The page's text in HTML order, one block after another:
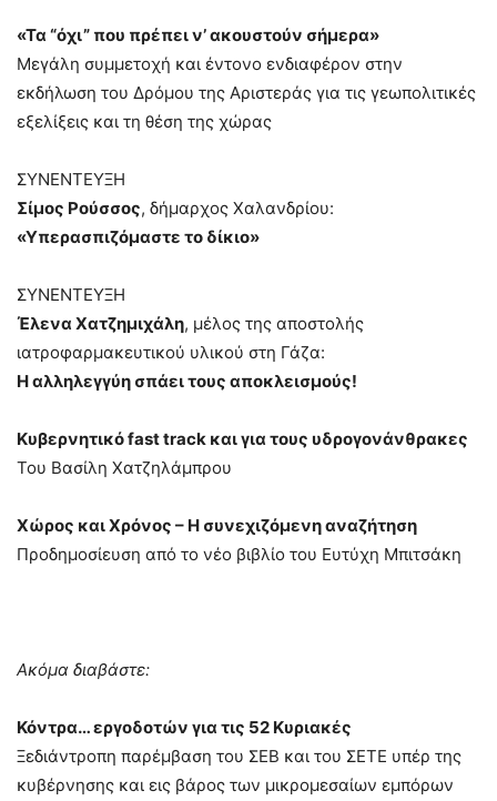
«Τα “όχι” που πρέπει ν’ ακουστούν σήμερα»
Μεγάλη συμμετοχή και έντονο ενδιαφέρον στην
εκδήλωση του Δρόμου της Αριστεράς για τις γεωπολιτικές
εξελίξεις και τη θέση της χώρας
ΣΥΝΕΝΤΕΥΞΗ
Σίμος Ρούσσος, δήμαρχος Χαλανδρίου:
«Υπερασπιζόμαστε το δίκιο»
ΣΥΝΕΝΤΕΥΞΗ
Έλενα Χατζημιχάλη, μέλος της αποστολής
ιατροφαρμακευτικού υλικού στη Γάζα:
Η αλληλεγγύη σπάει τους αποκλεισμούς!
Κυβερνητικό fast track και για τους υδρογονάνθρακες
Του Βασίλη Χατζηλάμπρου
Χώρος και Χρόνος – Η συνεχιζόμενη αναζήτηση
Προδημοσίευση από το νέο βιβλίο του Ευτύχη Μπιτσάκη
Ακόμα διαβάστε:
Κόντρα… εργοδοτών για τις 52 Κυριακές
Ξεδιάντροπη παρέμβαση του ΣΕΒ και του ΣΕΤΕ υπέρ της
κυβέρνησης και εις βάρος των μικρομεσαίων εμπόρων